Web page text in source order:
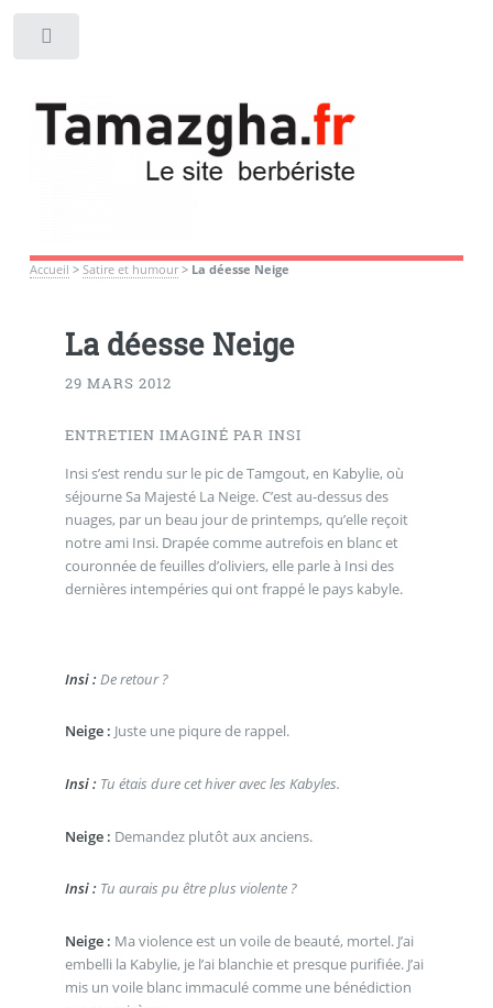
Accueil > Satire et humour> La déesse Neige
La déesse Neige
29 MARS 2012
ENTRETIEN IMAGINÉ PAR INSI
Insi s’est rendu sur le pic de Tamgout, en Kabylie, où
séjourne Sa Majesté La Neige. C’est au-dessus des
nuages, par un beau jour de printemps, qu’elle reçoit
notre ami Insi. Drapée comme autrefois en blanc et
couronnée de feuilles d’oliviers, elle parle à Insi des
dernières intempéries qui ont frappé le pays kabyle.
Insi : De retour ?
Neige : Juste une piqure de rappel.
Insi : Tu étais dure cet hiver avec les Kabyles.
Neige : Demandez plutôt aux anciens.
Insi : Tu aurais pu être plus violente ?
Neige : Ma violence est un voile de beauté, mortel. J’ai
embelli la Kabylie, je l’ai blanchie et presque purifiée. J’ai
mis un voile blanc immaculé comme une bénédiction